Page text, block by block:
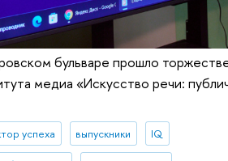
бульваре прошло
медиа «Искусство речи:
успеха выпускники IQ